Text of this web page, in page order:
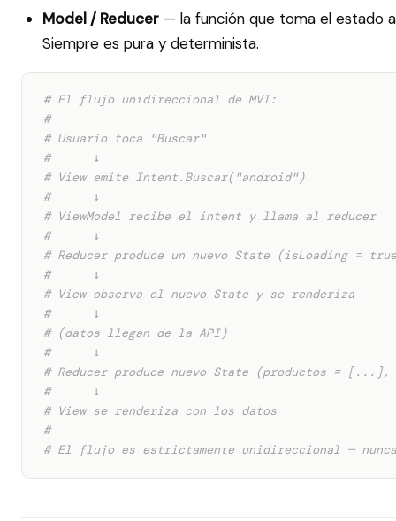
Model / Reducer — la función que toma el estado
Siempre es pura y determinista.
# El flujo unidireccional de MVI:
#
# Usuario toca "Buscar"
#      ↓
# View emite Intent.Buscar("android")
#      ↓
# ViewModel recibe el intent y llama al reducer
#      ↓
# Reducer produce un nuevo State (isLoading =
#      ↓
# View observa el nuevo State y se renderiza
#      ↓
# (datos llegan de la API)
#      ↓
# Reducer produce nuevo State (productos =
#      ↓
# View se renderiza con los datos
#
# El flujo es estrictamente unidireccional —